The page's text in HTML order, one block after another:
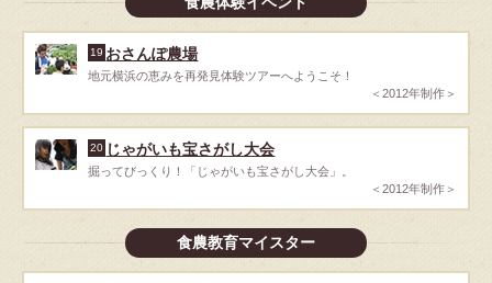
19 おさんぽ農場
地元横浜の恵みを再発見体験ツアーへようこそ！
＜2012年制作＞
20 じゃがいも宝さがし大会
掘ってびっくり！「じゃがいも宝さがし大会」。
＜2012年制作＞
食農教育マイスター